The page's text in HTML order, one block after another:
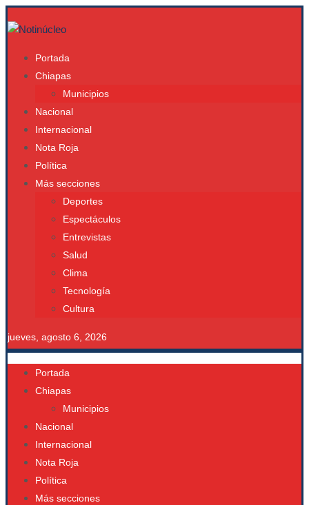
Portada
Chiapas
Municipios
Nacional
Internacional
Nota Roja
Política
Más secciones
Deportes
Espectáculos
Entrevistas
Salud
Clima
Tecnología
Cultura
jueves, agosto 6, 2026
Portada
Chiapas
Municipios
Nacional
Internacional
Nota Roja
Política
Más secciones